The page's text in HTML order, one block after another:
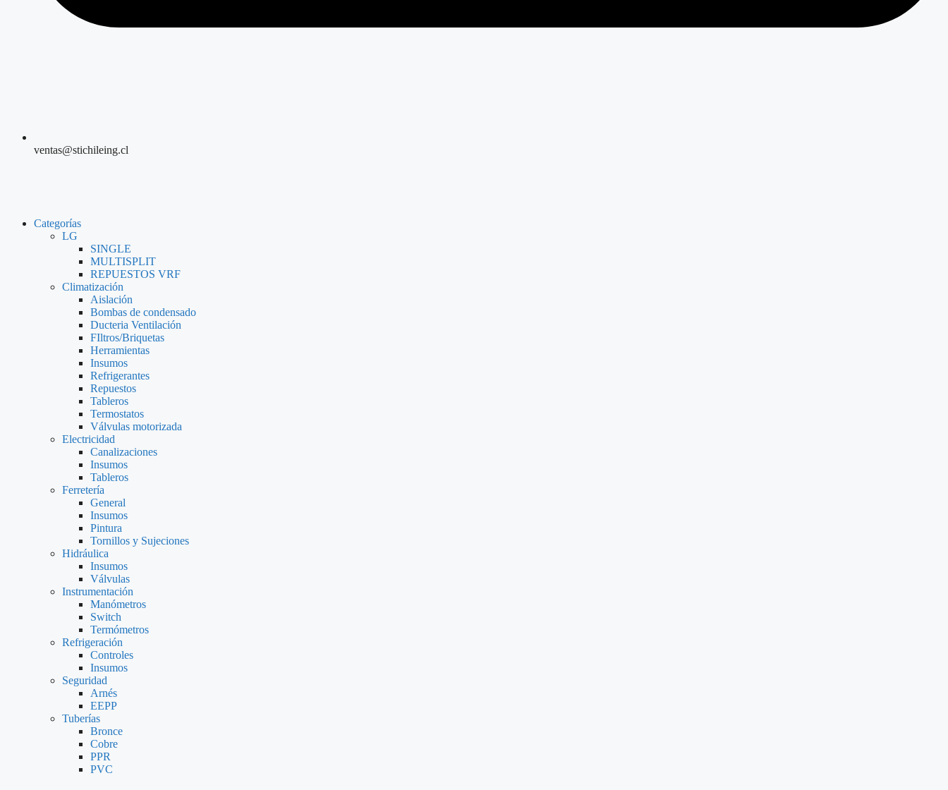
ventas@stichileing.cl
Categorías
LG
SINGLE
MULTISPLIT
REPUESTOS VRF
Climatización
Aislación
Bombas de condensado
Ducteria Ventilación
FIltros/Briquetas
Herramientas
Insumos
Refrigerantes
Repuestos
Tableros
Termostatos
Válvulas motorizada
Electricidad
Canalizaciones
Insumos
Tableros
Ferretería
General
Insumos
Pintura
Tornillos y Sujeciones
Hidráulica
Insumos
Válvulas
Instrumentación
Manómetros
Switch
Termómetros
Refrigeración
Controles
Insumos
Seguridad
Arnés
EEPP
Tuberías
Bronce
Cobre
PPR
PVC